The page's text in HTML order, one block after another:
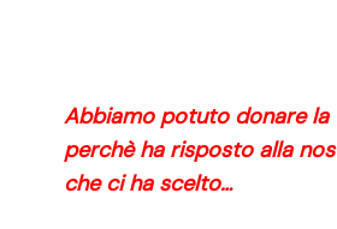
Abbiamo potuto donare la
perchè ha risposto alla
che ci ha scelto…